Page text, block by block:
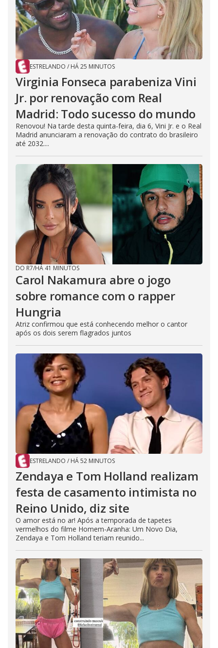
ESTRELANDO / HÁ 25 MINUTOS
Virginia Fonseca parabeniza Vini
Jr. por renovação com Real
Madrid: Todo sucesso do mundo
Renovou! Na tarde desta quinta-feira, dia 6, Vini Jr. e o Real
Madrid anunciaram a renovação do contrato do brasileiro
até 2032....
DO R7/HÁ 41 MINUTOS
Carol Nakamura abre o jogo
sobre romance com o rapper
Hungria
Atriz confirmou que está conhecendo melhor o cantor
após os dois serem flagrados juntos
ESTRELANDO / HÁ 52 MINUTOS
Zendaya e Tom Holland realizam
festa de casamento intimista no
Reino Unido, diz site
O amor está no ar! Após a temporada de tapetes
vermelhos do filme Homem-Aranha: Um Novo Dia,
Zendaya e Tom Holland teriam reunido...